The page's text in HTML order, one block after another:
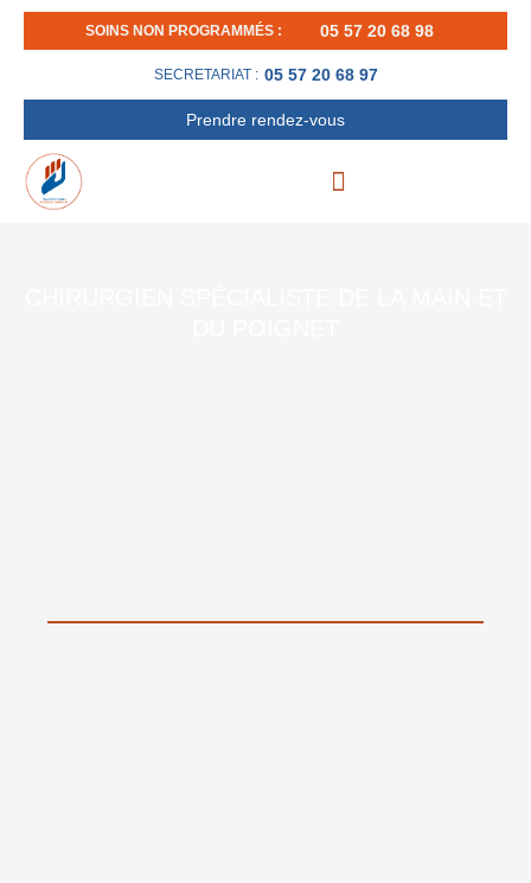
Aller
SOINS NON PROGRAMMÉS : 05 57 20 68 98
SECRETARIAT : 05 57 20 68 97
Prendre rendez-vous